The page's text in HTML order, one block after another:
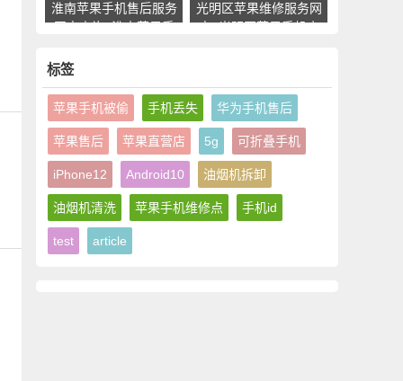
淮南苹果手机售后服务
网点查询_淮南苹果手
光明区苹果维修服务网
点_光明区苹果手机官
标签
苹果手机被偷 手机丢失 华为手机售后
苹果售后 苹果直营店 5g 可折叠手机
iPhone12 Android10 油烟机拆卸
油烟机清洗 苹果手机维修点 手机id
test article